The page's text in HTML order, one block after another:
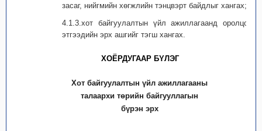
засаг, нийгмийн хөгжлийн тэнцвэрт байдлыг хангах;
4.1.3.хот байгуулалтын үйл ажиллагаанд оролцогч
этгээдийн эрх ашгийг тэгш хангах.
ХОЁРДУГААР БYЛЭГ
Хот байгуулалтын үйл ажиллагааны
талаархи төрийн байгууллагын
бүрэн эрх